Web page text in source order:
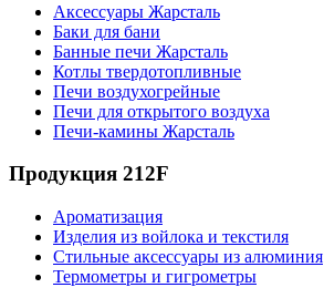
Аксессуары Жарсталь
Баки для бани
Банные печи Жарсталь
Котлы твердотопливные
Печи воздухогрейные
Печи для открытого воздуха
Печи-камины Жарсталь
Продукция 212F
Ароматизация
Изделия из войлока и текстиля
Стильные аксессуары из алюминия
Термометры и гигрометры